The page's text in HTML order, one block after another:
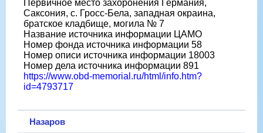
Первичное место захоронения Германия,
Саксония, с. Гросс-Бела, западная окраина,
братское кладбище, могила № 7
Название источника информации ЦАМО
Номер фонда источника информации 58
Номер описи источника информации 18003
Номер дела источника информации 891
https://www.obd-memorial.ru/html/info.htm?
id=4793717
Назаров